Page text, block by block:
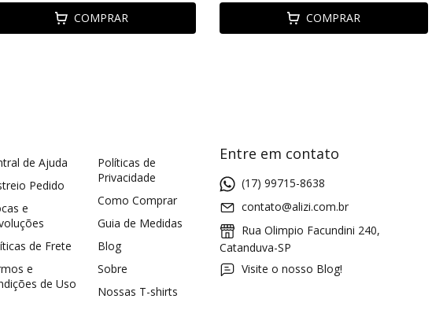
COMPRAR COMPRAR
de Ajuda
Pedido
e
de Frete
e
de Uso
Políticas de
Privacidade
Como Comprar
Guia de Medidas
Blog
Sobre
Nossas T-shirts
Entre em contato
(17) 99715-8638
contato@alizi.com.br
Rua Olimpio Facundini 240,
Catanduva-SP
Visite o nosso Blog!